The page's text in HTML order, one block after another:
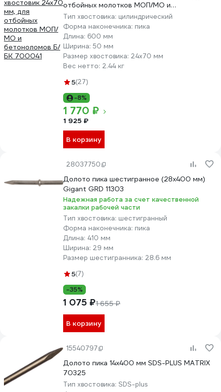
отбойных молотков МОП/МО и
бетоноломов Б/БК 700041
Тип хвостовика: цилиндрический
Форма наконечника: пика
Длина: 600 мм
Ширина: 50 мм
Размер хвостовика: 24х70 мм
Вес нетто: 2.44 кг
5(27)
-8%
1 770 ₽
1 925 ₽
В корзину
28037750
Долото пика шестигранное (28x400 мм)
Gigant GRD 11303
Надежная работа за счет качественной
закалки рабочей части
Тип хвостовика: шестигранный
Форма наконечника: пика
Длина: 410 мм
Ширина: 29 мм
Размер шестигранника: 28.6 мм
5(7)
-35%
1 075 ₽1 655 ₽
В корзину
15540797
Долото пика 14х400 мм SDS-PLUS MATRIX
70325
Тип хвостовика: SDS-plus